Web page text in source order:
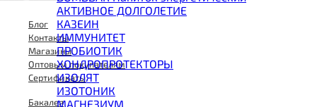
АКТИВНОЕ ДОЛГОЛЕТИЕ
КАЗЕИН
ИММУНИТЕТ
ПРОБИОТИК
ХОНДРОПРОТЕКТОРЫ
ИЗОЛЯТ
ИЗОТОНИК
МАГНЕЗИУМ
Блог
Контакты
Магазины
Оптовым покупателям
Сертификаты
Бакалея